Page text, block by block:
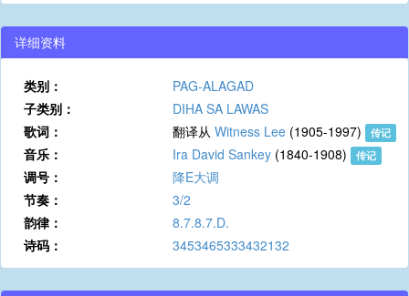
详细资料
类别：
PAG-ALAGAD
子类别：
DIHA SA LAWAS
歌词：
翻译从 Witness Lee (1905-1997) 传记
音乐： Ira David Sankey (1840-1908) 传记
调号：
降E大调
节奏：
3/2
韵律：
8.7.8.7.D.
诗码：
3453465333432132